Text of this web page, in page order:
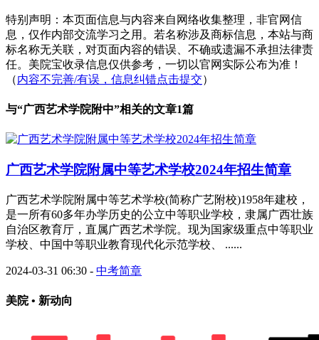
特别声明：本页面信息与内容来自网络收集整理，非官网信
息，仅作内部交流学习之用。若名称涉及商标信息，本站与商
标名称无关联，对页面内容的错误、不确或遗漏不承担法律责
任。美院宝收录信息仅供参考，一切以官网实际公布为准！
（内容不完善/有误，信息纠错点击提交）
与“广西艺术学院附中”相关的文章1篇
广西艺术学院附属中等艺术学校2024年招生简章
广西艺术学院附属中等艺术学校(简称广艺附校)1958年建校，
是一所有60多年办学历史的公立中等职业学校，隶属广西壮族
自治区教育厅，直属广西艺术学院。现为国家级重点中等职业
学校、中国中等职业教育现代化示范学校、 ......
2024-03-31 06:30 - 中考简章
美院 • 新动向